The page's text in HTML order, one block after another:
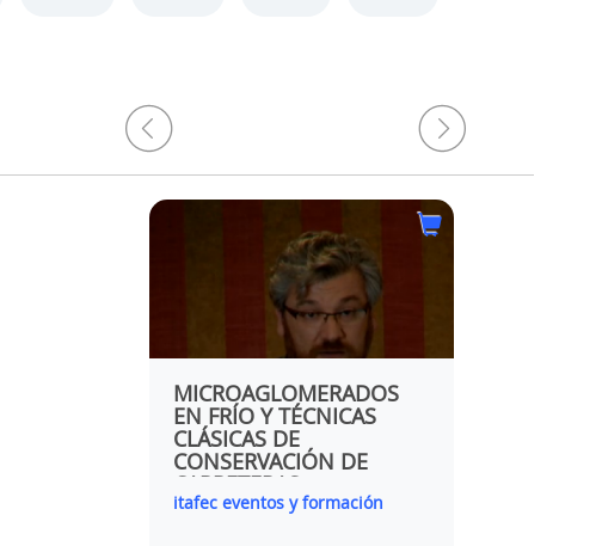
MICROAGLOMERADOS
EN FRÍO Y TÉCNICAS
CLÁSICAS DE
CONSERVACIÓN DE
CARRETERAS
itafec eventos y formación